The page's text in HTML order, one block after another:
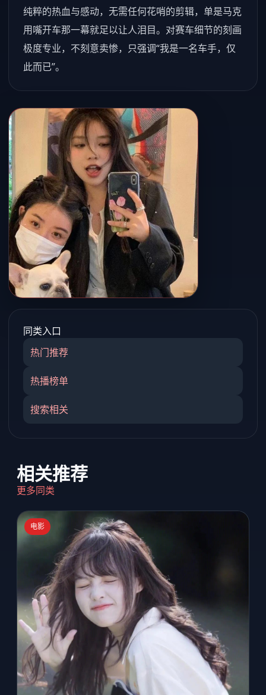
纯粹的热血与感动，无需任何花哨的剪辑，单是马克
用嘴开车那一幕就足以让人泪目。对赛车细节的刻画
极度专业，不刻意卖惨，只强调“我是一名车手，仅
此而已”。
同类入口
热门推荐
热播榜单
搜索相关
相关推荐
更多同类
电影